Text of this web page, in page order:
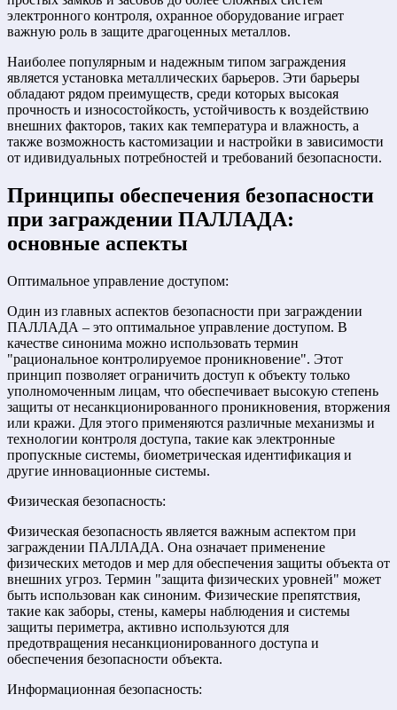
электронного контроля, охранное оборудование играет
важную роль в защите драгоценных металлов.
Наиболее популярным и надежным типом заграждения
является установка металлических барьеров. Эти барьеры
обладают рядом преимуществ, среди которых высокая
прочность и износостойкость, устойчивость к воздействию
внешних факторов, таких как температура и влажность, а
также возможность кастомизации и настройки в зависимости
от идивидуальных потребностей и требований безопасности.
Принципы обеспечения безопасности
при заграждении ПАЛЛАДА:
основные аспекты
Оптимальное управление доступом:
Один из главных аспектов безопасности при заграждении
ПАЛЛАДА – это оптимальное управление доступом. В
качестве синонима можно использовать термин
"рациональное контролируемое проникновение". Этот
принцип позволяет ограничить доступ к объекту только
уполномоченным лицам, что обеспечивает высокую степень
защиты от несанкционированного проникновения, вторжения
или кражи. Для этого применяются различные механизмы и
технологии контроля доступа, такие как электронные
пропускные системы, биометрическая идентификация и
другие инновационные системы.
Физическая безопасность:
Физическая безопасность является важным аспектом при
заграждении ПАЛЛАДА. Она означает применение
физических методов и мер для обеспечения защиты объекта от
внешних угроз. Термин "защита физических уровней" может
быть использован как синоним. Физические препятствия,
такие как заборы, стены, камеры наблюдения и системы
защиты периметра, активно используются для
предотвращения несанкционированного доступа и
обеспечения безопасности объекта.
Информационная безопасность: